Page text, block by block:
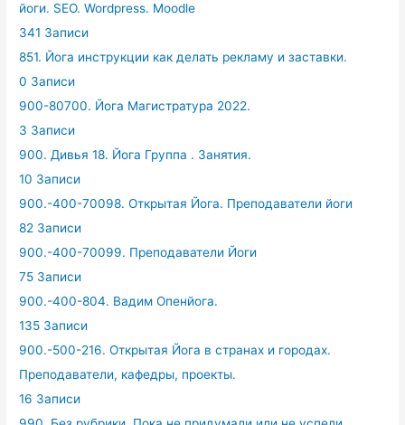
йоги. SEO. Wordpress. Moodle
341 Записи
851. Йога инструкции как делать рекламу и заставки.
0 Записи
900-80700. Йога Магистратура 2022.
3 Записи
900. Дивья 18. Йога Группа . Занятия.
10 Записи
900.-400-70098. Открытая Йога. Преподаватели йоги
82 Записи
900.-400-70099. Преподаватели Йоги
75 Записи
900.-400-804. Вадим Опенйога.
135 Записи
900.-500-216. Открытая Йога в странах и городах.
Преподаватели, кафедры, проекты.
16 Записи